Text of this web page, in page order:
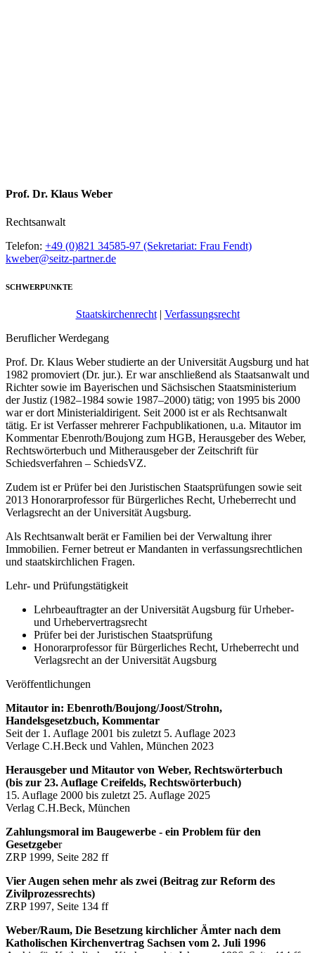
Prof. Dr. Klaus Weber
Rechtsanwalt
Telefon: +49 (0)821 34585-97 (Sekretariat: Frau Fendt)
kweber@seitz-partner.de
SCHWERPUNKTE
Staatskirchenrecht| Verfassungsrecht
Beruflicher Werdegang
Prof. Dr. Klaus Weber studierte an der Universität Augsburg und hat
1982 promoviert (Dr. jur.). Er war anschließend als Staatsanwalt und
Richter sowie im Bayerischen und Sächsischen Staatsministerium
der Justiz (1982–1984 sowie 1987–2000) tätig; von 1995 bis 2000
war er dort Ministerialdirigent. Seit 2000 ist er als Rechtsanwalt
tätig. Er ist Verfasser mehrerer Fachpublikationen, u.a. Mitautor im
Kommentar Ebenroth/Boujong zum HGB, Herausgeber des Weber,
Rechtswörterbuch und Mitherausgeber der Zeitschrift für
Schiedsverfahren – SchiedsVZ.
Zudem ist er Prüfer bei den Juristischen Staatsprüfungen sowie seit
2013 Honorarprofessor für Bürgerliches Recht, Urheberrecht und
Verlagsrecht an der Universität Augsburg.
Als Rechtsanwalt berät er Familien bei der Verwaltung ihrer
Immobilien. Ferner betreut er Mandanten in verfassungsrechtlichen
und staatskirchlichen Fragen.
Lehr- und Prüfungstätigkeit
Lehrbeauftragter an der Universität Augsburg für Urheber-
und Urhebervertragsrecht
Prüfer bei der Juristischen Staatsprüfung
Honorarprofessor für Bürgerliches Recht, Urheberrecht und
Verlagsrecht an der Universität Augsburg
Veröffentlichungen
Mitautor in: Ebenroth/Boujong/Joost/Strohn,
Handelsgesetzbuch, Kommentar
Seit der 1. Auflage 2001 bis zuletzt 5. Auflage 2023
Verlage C.H.Beck und Vahlen, München 2023
Herausgeber und Mitautor von Weber, Rechtswörterbuch
(bis zur 23. Auflage Creifelds, Rechtswörterbuch)
15. Auflage 2000 bis zuletzt 25. Auflage 2025
Verlag C.H.Beck, München
Zahlungsmoral im Baugewerbe - ein Problem für den
Gesetzgeber
ZRP 1999, Seite 282 ff
Vier Augen sehen mehr als zwei (Beitrag zur Reform des
Zivilprozessrechts)
ZRP 1997, Seite 134 ff
Weber/Raum, Die Besetzung kirchlicher Ämter nach dem
Katholischen Kirchenvertrag Sachsen vom 2. Juli 1996